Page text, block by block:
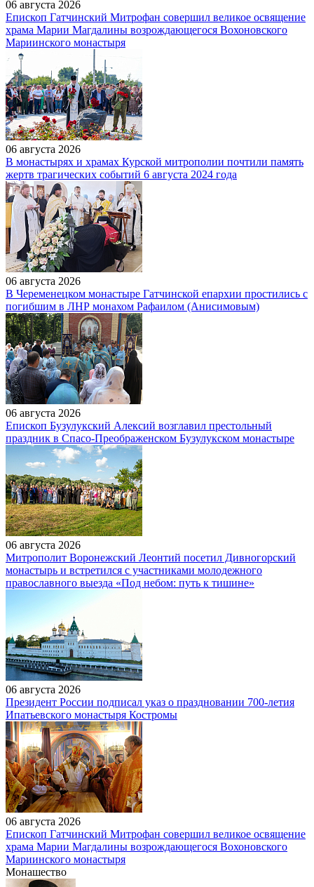
06 августа 2026
Епископ Гатчинский Митрофан совершил великое освящение
храма Марии Магдалины возрождающегося Вохоновского
Мариинского монастыря
06 августа 2026
В монастырях и храмах Курской митрополии почтили память
жертв трагических событий 6 августа 2024 года
06 августа 2026
В Череменецком монастыре Гатчинской епархии простились с
погибшим в ЛНР монахом Рафаилом (Анисимовым)
06 августа 2026
Епископ Бузулукский Алексий возглавил престольный
праздник в Спасо-Преображенском Бузулукском монастыре
06 августа 2026
Митрополит Воронежский Леонтий посетил Дивногорский
монастырь и встретился с участниками молодежного
православного выезда «Под небом: путь к тишине»
06 августа 2026
Президент России подписал указ о праздновании 700-летия
Ипатьевского монастыря Костромы
06 августа 2026
Епископ Гатчинский Митрофан совершил великое освящение
храма Марии Магдалины возрождающегося Вохоновского
Мариинского монастыря
Монашество